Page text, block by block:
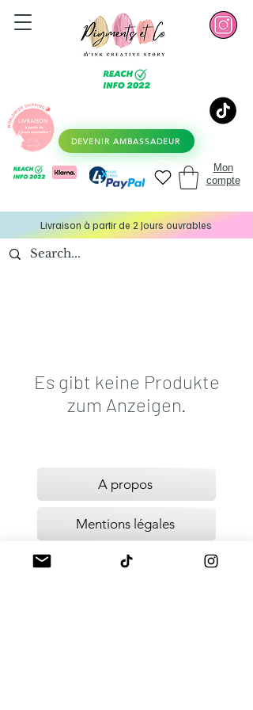
DEVENIR AMBASSADEUR
Mon
compte
Livraison à partir de 2 Jours ouvrables
Es gibt keine Produkte
zum Anzeigen.
A propos
Mentions légales
Politique de livraison